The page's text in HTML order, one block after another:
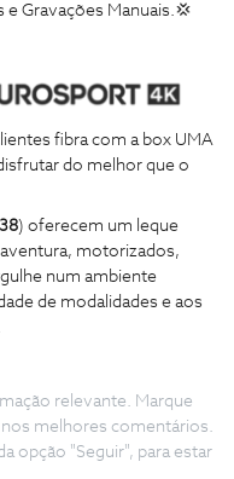
e Gravações Manuais.💢
fibra com a box UMA
do melhor que o
) oferecem um leque
motorizados,
num ambiente
de modalidades e aos
relevante. Marque
melhores comentários.
opção "Seguir", para estar